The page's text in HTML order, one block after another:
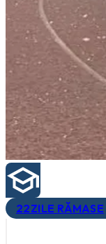
22ZILE RĂMASE